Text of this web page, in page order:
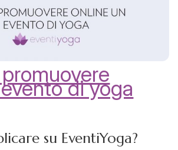
di yoga
su EventiYoga?